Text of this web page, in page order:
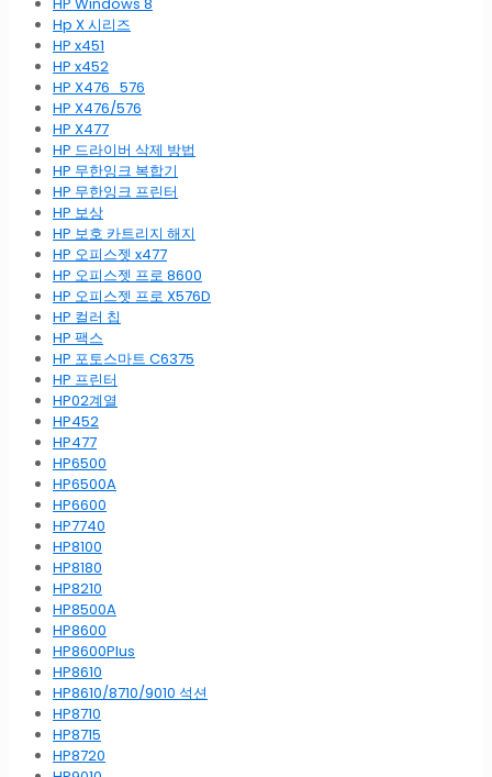
Hp X 시리즈
HP x451
HP x452
HP X476_576
HP X476/576
HP X477
HP 드라이버 삭제 방법
HP 무한잉크 복합기
HP 무한잉크 프린터
HP 보상
HP 보호 카트리지 해지
HP 오피스젯 x477
HP 오피스젯 프로 8600
HP 오피스젯 프로 X576D
HP 컬러 칩
HP 팩스
HP 포토스마트 C6375
HP 프린터
HP02계열
HP452
HP477
HP6500
HP6500A
HP6600
HP7740
HP8100
HP8180
HP8210
HP8500A
HP8600
HP8600Plus
HP8610
HP8610/8710/9010 석션
HP8710
HP8715
HP8720